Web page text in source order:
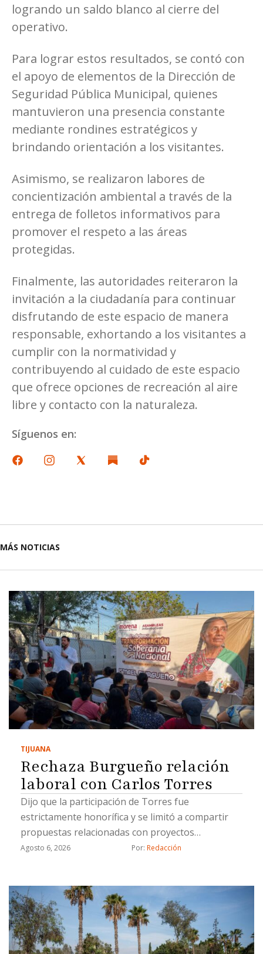
logrando un saldo blanco al cierre del
operativo.
Para lograr estos resultados, se contó con
el apoyo de elementos de la Dirección de
Seguridad Pública Municipal, quienes
mantuvieron una presencia constante
mediante rondines estratégicos y
brindando orientación a los visitantes.
Asimismo, se realizaron labores de
concientización ambiental a través de la
entrega de folletos informativos para
promover el respeto a las áreas
protegidas.
Finalmente, las autoridades reiteraron la
invitación a la ciudadanía para continuar
disfrutando de este espacio de manera
responsable, exhortando a los visitantes a
cumplir con la normatividad y
contribuyendo al cuidado de este espacio
que ofrece opciones de recreación al aire
libre y contacto con la naturaleza.
Síguenos en:
MÁS NOTICIAS
TIJUANA
Rechaza Burgueño relación
laboral con Carlos Torres
Dijo que la participación de Torres fue
estrictamente honorífica y se limitó a compartir
propuestas relacionadas con proyectos
estratégicos
Agosto 6, 2026 Por: Redacción